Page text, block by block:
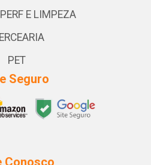
E LIMPEZA
PET
Seguro
Conosco